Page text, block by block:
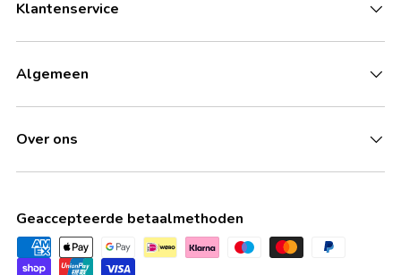
Klantenservice
Algemeen
Over ons
Geaccepteerde betaalmethoden